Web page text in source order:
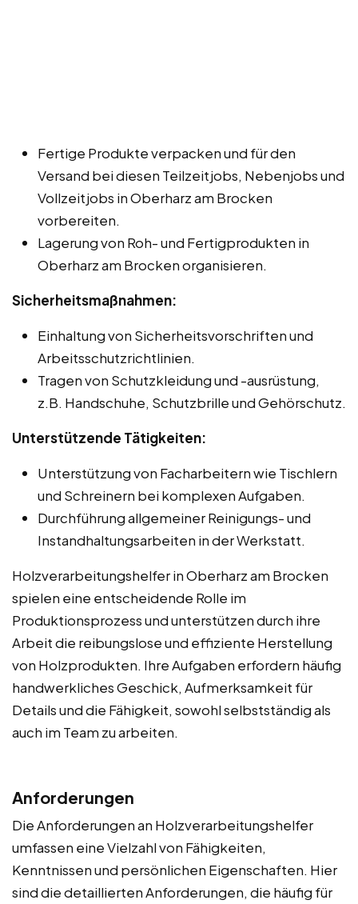
Fertige Produkte verpacken und für den
Versand bei diesen Teilzeitjobs, Nebenjobs und
Vollzeitjobs in Oberharz am Brocken
vorbereiten.
Lagerung von Roh- und Fertigprodukten in
Oberharz am Brocken organisieren.
Sicherheitsmaßnahmen:
Einhaltung von Sicherheitsvorschriften und
Arbeitsschutzrichtlinien.
Tragen von Schutzkleidung und -ausrüstung,
z.B. Handschuhe, Schutzbrille und Gehörschutz.
Unterstützende Tätigkeiten:
Unterstützung von Facharbeitern wie Tischlern
und Schreinern bei komplexen Aufgaben.
Durchführung allgemeiner Reinigungs- und
Instandhaltungsarbeiten in der Werkstatt.
Holzverarbeitungshelfer in Oberharz am Brocken
spielen eine entscheidende Rolle im
Produktionsprozess und unterstützen durch ihre
Arbeit die reibungslose und effiziente Herstellung
von Holzprodukten. Ihre Aufgaben erfordern häufig
handwerkliches Geschick, Aufmerksamkeit für
Details und die Fähigkeit, sowohl selbstständig als
auch im Team zu arbeiten.
Anforderungen
Die Anforderungen an Holzverarbeitungshelfer
umfassen eine Vielzahl von Fähigkeiten,
Kenntnissen und persönlichen Eigenschaften. Hier
sind die detaillierten Anforderungen, die häufig für